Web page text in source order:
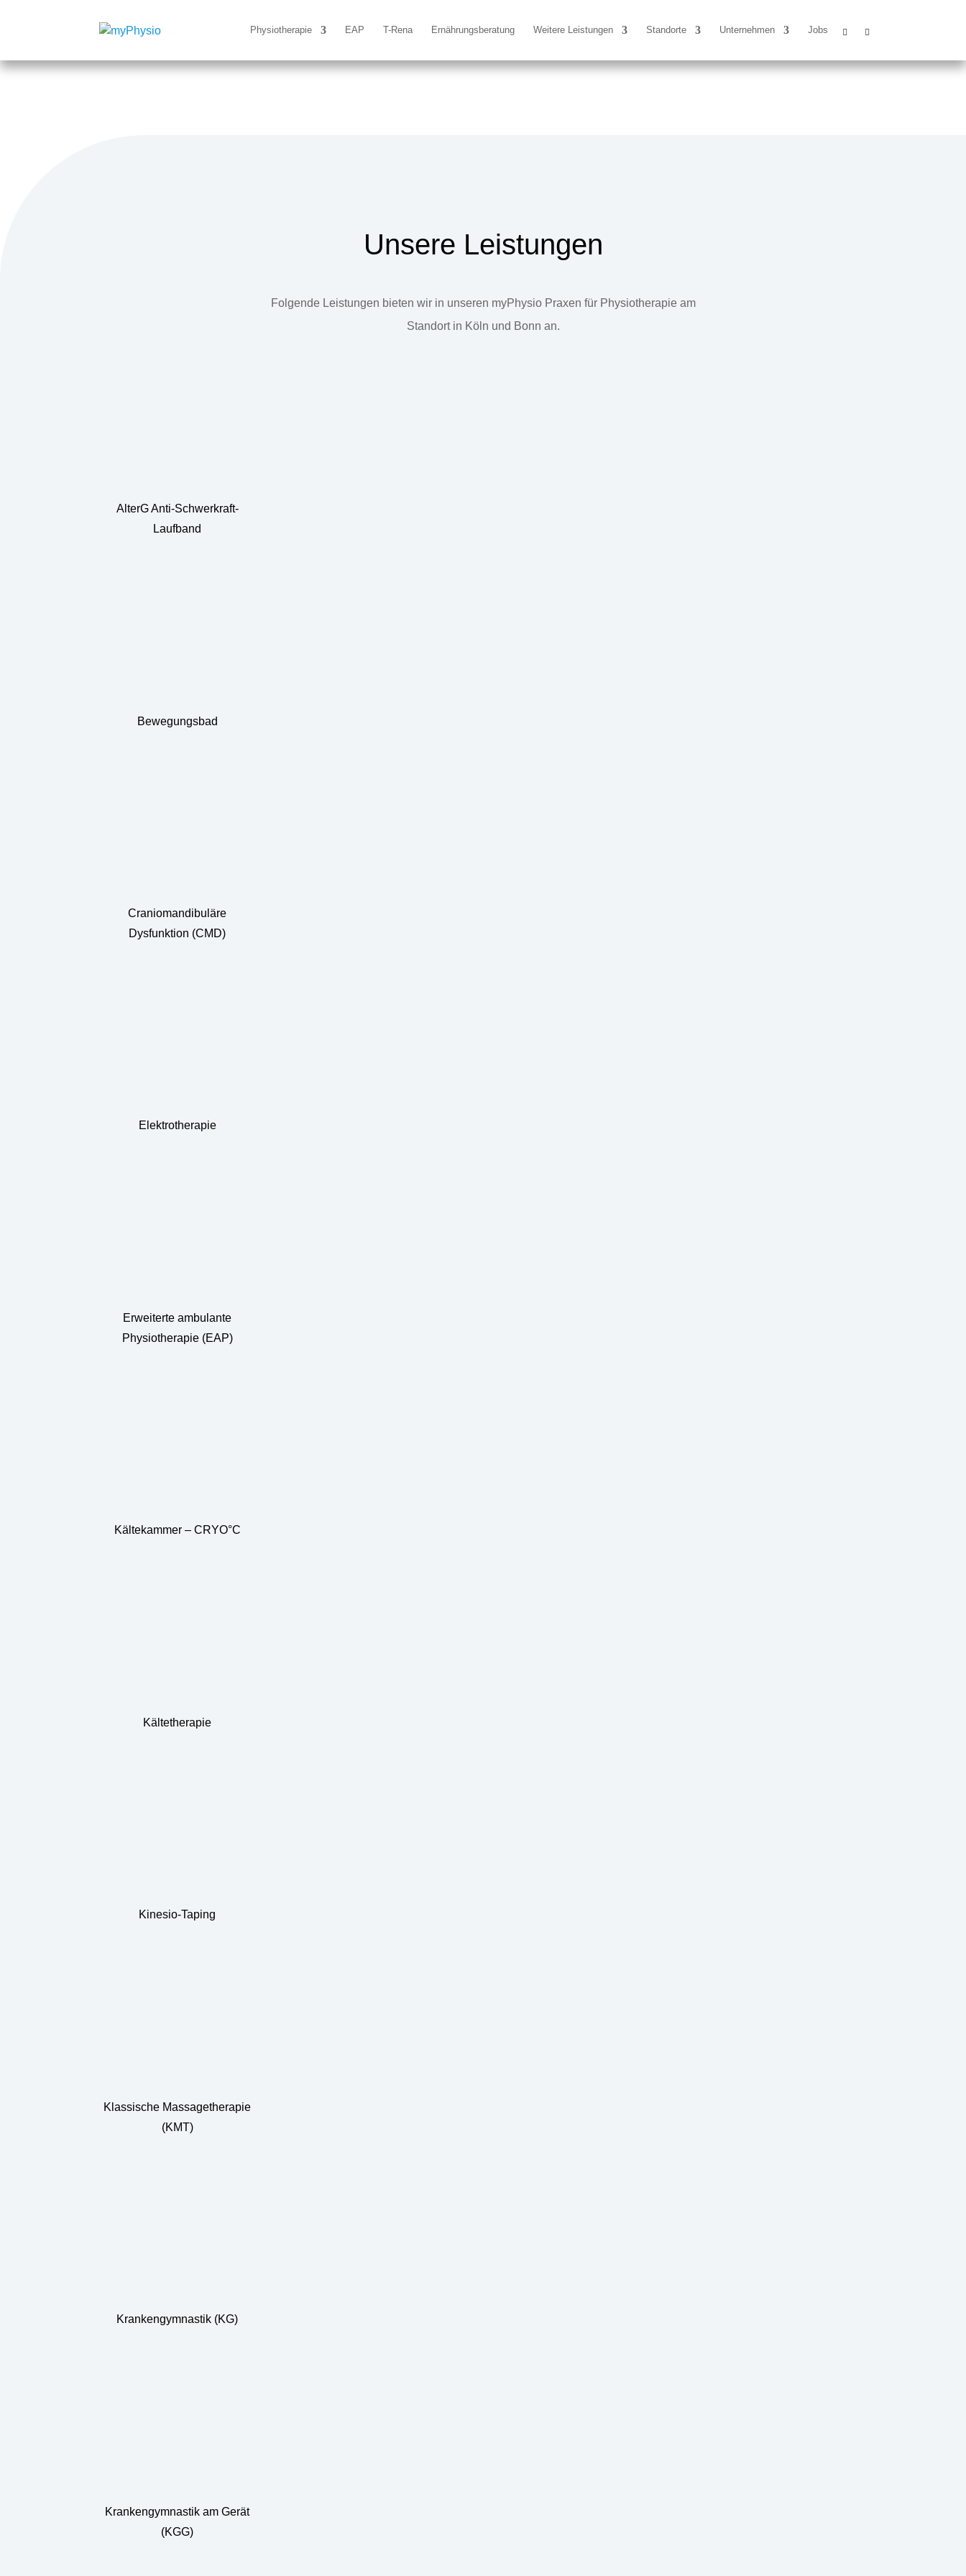
Physiotherapie EAP T-Rena Ernährungsberatung Weitere Leistungen Standorte Unternehmen Jobs
Unsere Leistungen
Folgende Leistungen bieten wir in unseren myPhysio Praxen für Physiotherapie am
Standort in Köln und Bonn an.
AlterG Anti-Schwerkraft-
Laufband
Bewegungsbad
Craniomandibuläre
Dysfunktion (CMD)
Elektrotherapie
Erweiterte ambulante
Physiotherapie (EAP)
Kältekammer – CRYO°C
Kältetherapie
Kinesio-Taping
Klassische Massagetherapie
(KMT)
Krankengymnastik (KG)
Krankengymnastik am Gerät
(KGG)